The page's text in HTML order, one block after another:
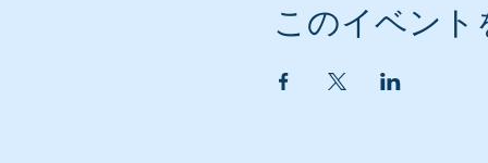
このイベント